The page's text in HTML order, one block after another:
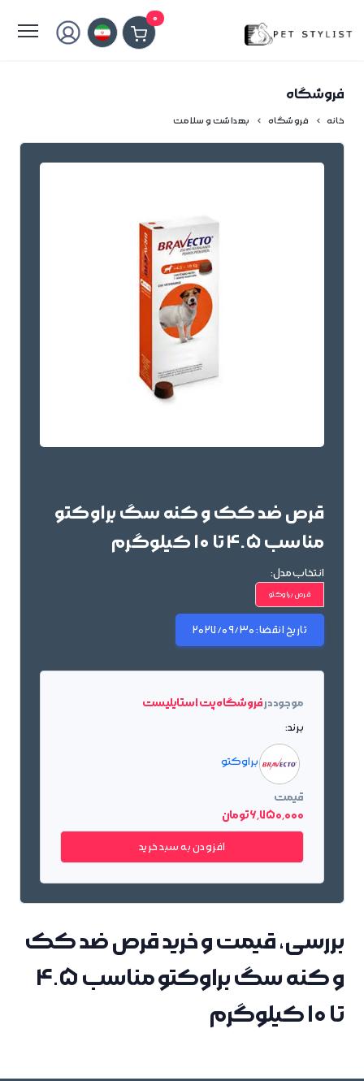
0
فروشگاه
خانه فروشگاه بهداشت و سلامت
قرص ضد کک و کنه سگ براوکتو
مناسب 4.5 تا 10 کیلوگرم
انتخاب مدل:
قرص براوکتو
تاریخ انقضا:2027/09/30
موجود درفروشگاه پت استایلیست
برند:
براوکتو
قیمت
6٬750٬000 تومان
افزودن به سبد خرید
بررسی، قیمت و خرید قرص ضد کک
و کنه سگ براوکتو مناسب 4.5
تا 10 کیلوگرم